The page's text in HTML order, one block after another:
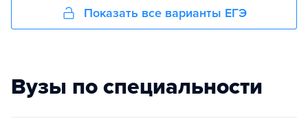
Показать все варианты ЕГЭ
Вузы по специальности